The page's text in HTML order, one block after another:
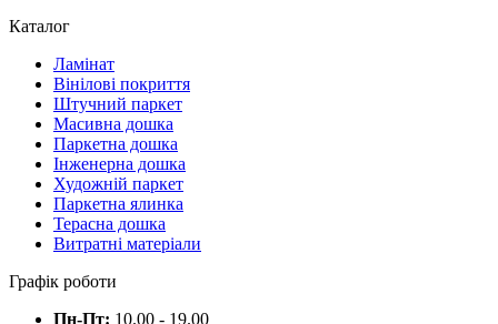
Каталог
Ламінат
Вінілові покриття
Штучний паркет
Масивна дошка
Паркетна дошка
Інженерна дошка
Художній паркет
Паркетна ялинка
Терасна дошка
Витратні матеріали
Графік роботи
Пн-Пт: 10.00 - 19.00